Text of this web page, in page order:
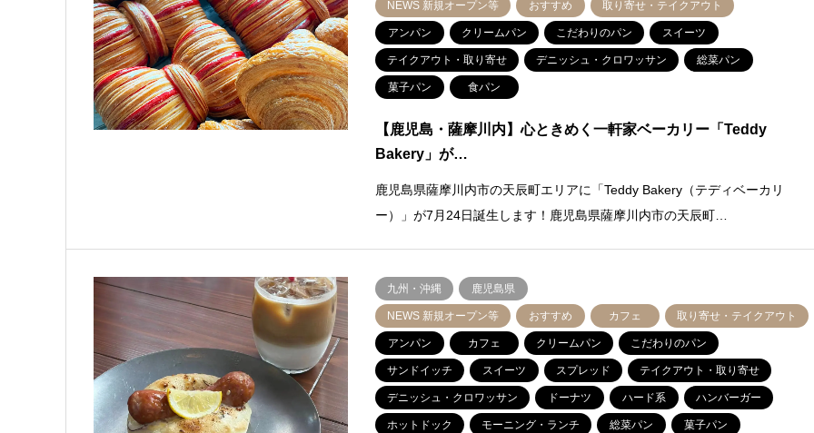
NEWS 新規オープン等 おすすめ 取り寄せ・テイクアウト
アンパン クリームパン こだわりのパン スイーツ
テイクアウト・取り寄せ デニッシュ・クロワッサン 総菜パン
菓子パン 食パン
【鹿児島・薩摩川内】心ときめく一軒家ベーカリー「Teddy
Bakery」が…
鹿児島県薩摩川内市の天辰町エリアに「Teddy Bakery（テディベーカリ
ー）」が7月24日誕生します！鹿児島県薩摩川内市の天辰町…
九州・沖縄 鹿児島県
NEWS 新規オープン等 おすすめ カフェ 取り寄せ・テイクアウト
アンパン カフェ クリームパン こだわりのパン
サンドイッチ スイーツ スプレッド テイクアウト・取り寄せ
デニッシュ・クロワッサン ドーナツ ハード系 ハンバーガー
ホットドック モーニング・ランチ 総菜パン 菓子パン